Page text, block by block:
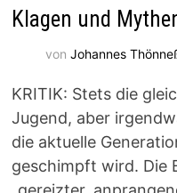
Klagen und
vonJohannes
KRITIK: Stets die
Jugend, aber
die aktuelle
geschimpft wird. Die